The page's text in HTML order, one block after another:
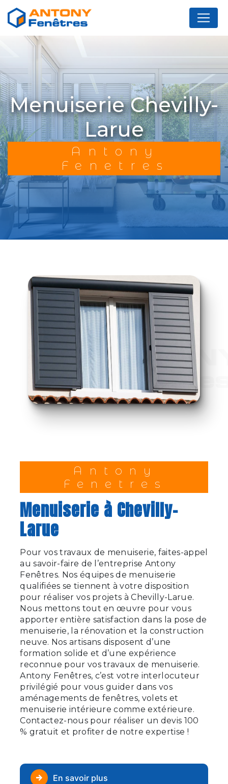
menuiserie Chevilly-
Larue
Antony
Fenetres
Antony
Fenetres
menuiserie à Chevilly-
Larue
Pour vos travaux de menuiserie, faites-appel
au savoir-faire de l’entreprise Antony
Fenêtres. Nos équipes de menuiserie
qualifiées se tiennent à votre disposition
pour réaliser vos projets à Chevilly-Larue.
Nous mettons tout en œuvre pour vous
apporter entière satisfaction dans la pose de
menuiserie, la rénovation et la construction
neuve. Nos artisans disposent d’une
formation solide et d’une expérience
reconnue pour vos travaux de menuiserie.
Antony Fenêtres, c’est votre interlocuteur
privilégié pour vous guider dans vos
aménagements de fenêtres, volets et
menuiserie intérieure comme extérieure.
Contactez-nous pour réaliser un devis 100
% gratuit et profiter de notre expertise !
En savoir plus
Panneau de gestion des cookies